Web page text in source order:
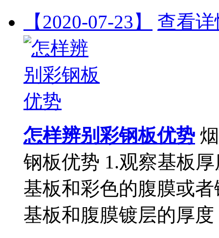
【2020-07-23】
查看详
怎样辨别彩钢板优势
钢板优势 1.观察基板
基板和彩色的腹膜或
基板和腹膜镀层的厚